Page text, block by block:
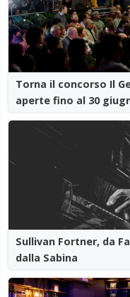
Torna il concorso Il
aperte fino al 30
Sullivan Fortner, da
dalla Sabina